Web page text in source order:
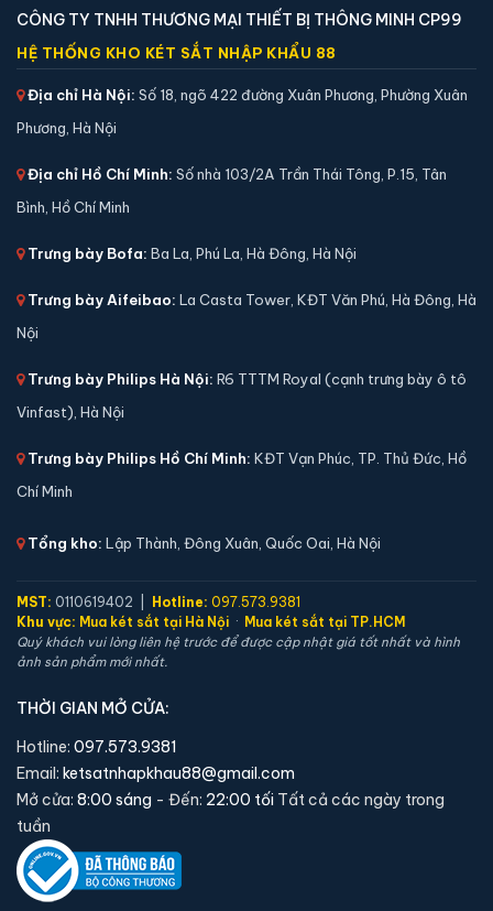
Két sắt mini Aifeibao HK-MD-30-BL vân tay chính
hãng
📐 Kích thước:31.5 x 38 x 32 cm
⚖️ Trọng lượng:
🔒 Khoá:Khóa vân tay
🛡️ Bảo hành:
Xem chi tiết →
Két sắt mini Aifeibao HK-MD-35-AG vân tay chính
hãng
📐 Kích thước:
⚖️ Trọng lượng: 38 kg
🛡️ Bảo hành:
36 tháng
3,800,000 đ
Xem chi tiết →
CÔNG TY TNHH THƯƠNG MẠI THIẾT BỊ THÔNG MINH CP99
HỆ THỐNG KHO KÉT SẮT NHẬP KHẨU 88
Địa chỉ Hà Nội: Số 18, ngõ 422 đường Xuân Phương, Phường Xuân
Phương, Hà Nội
Địa chỉ Hồ Chí Minh: Số nhà 103/2A Trần Thái Tông, P.15, Tân
Bình, Hồ Chí Minh
Trưng bày Bofa: Ba La, Phú La, Hà Đông, Hà Nội
Trưng bày Aifeibao: La Casta Tower, KĐT Văn Phú, Hà Đông, Hà
Nội
Trưng bày Philips Hà Nội: R6 TTTM Royal (cạnh trưng bày ô tô
Vinfast), Hà Nội
Trưng bày Philips Hồ Chí Minh: KĐT Vạn Phúc, TP. Thủ Đức, Hồ
Chí Minh
Tổng kho: Lập Thành, Đông Xuân, Quốc Oai, Hà Nội
MST: 0110619402 | Hotline: 097.573.9381
Khu vực: Mua két sắt tại Hà Nội · Mua két sắt tại TP.HCM
Quý khách vui lòng liên hệ trước để được cập nhật giá tốt nhất và hình
ảnh sản phẩm mới nhất.
THỜI GIAN MỞ CỬA:
Hotline: 097.573.9381
Email: ketsatnhapkhau88@gmail.com
Mở cửa: 8:00 sáng - Đến: 22:00 tối Tất cả các ngày trong
tuần